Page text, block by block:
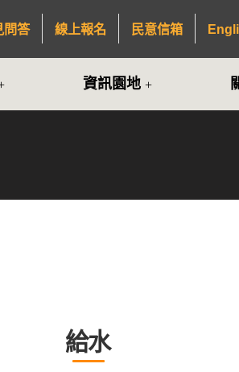
問答 線上報名 民意信箱
資訊園地
給水